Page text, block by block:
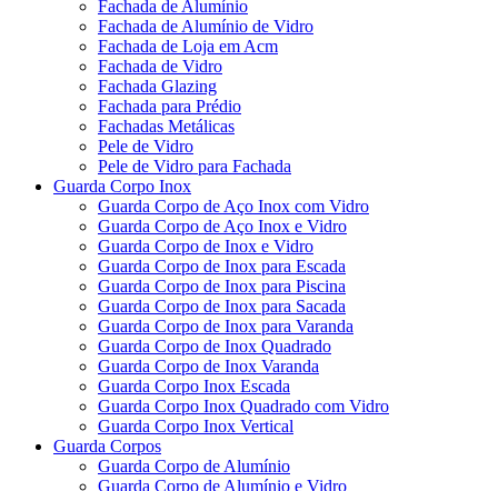
Fachada de Alumínio
Fachada de Alumínio de Vidro
Fachada de Loja em Acm
Fachada de Vidro
Fachada Glazing
Fachada para Prédio
Fachadas Metálicas
Pele de Vidro
Pele de Vidro para Fachada
Guarda Corpo Inox
Guarda Corpo de Aço Inox com Vidro
Guarda Corpo de Aço Inox e Vidro
Guarda Corpo de Inox e Vidro
Guarda Corpo de Inox para Escada
Guarda Corpo de Inox para Piscina
Guarda Corpo de Inox para Sacada
Guarda Corpo de Inox para Varanda
Guarda Corpo de Inox Quadrado
Guarda Corpo de Inox Varanda
Guarda Corpo Inox Escada
Guarda Corpo Inox Quadrado com Vidro
Guarda Corpo Inox Vertical
Guarda Corpos
Guarda Corpo de Alumínio
Guarda Corpo de Alumínio e Vidro